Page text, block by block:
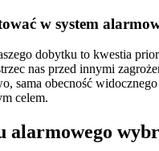
w system
dobytku to kwestia
nas przed innymi
sama obecność
celem.
alarmowego